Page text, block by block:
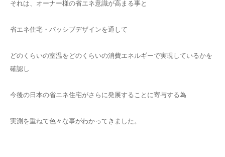
それは、オーナー様の省エネ意識が高まる事と
省エネ住宅・パッシブデザインを通して
どのくらいの室温をどのくらいの消費エネルギーで実現しているかを
確認し
今後の日本の省エネ住宅がさらに発展することに寄与する為
実測を重ねて色々な事がわかってきました。